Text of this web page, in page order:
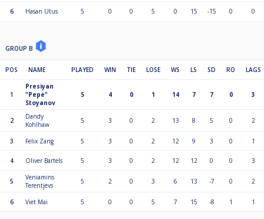
6 Hasan Utus 5 0 0 5 0 15 -15 0 0
GROUP B
POS NAME PLAYED WIN TIE LOSE WS LS SD RO LAGS
1
Presiyan
"Pepe"
Stoyanov
5 4 0 1 14 7 7 0 3
2
Dandy
Kohlhaw
5 3 0 2 13 8 5 0 2
3 Felix Zang 5 3 0 2 12 9 3 0 1
4 Oliver Bartels 5 3 0 2 12 12 0 0 3
5
Veniamins
Terentjevs
5 2 0 3 6 13 -7 0 2
6 Viet Mai 5 0 0 5 7 15 -8 1 1